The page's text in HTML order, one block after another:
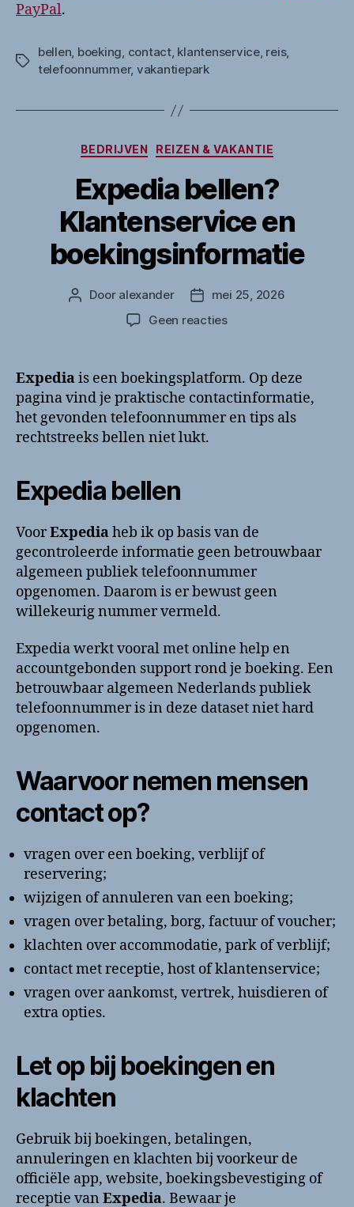
PayPal.
Tags
bellen, boeking, contact, klantenservice, reis,
telefoonnummer, vakantiepark
Categorieën
BEDRIJVEN REIZEN & VAKANTIE
Expedia bellen?
Klantenservice en
boekingsinformatie
Berichtauteur
Door alexander Berichtdatum
mei 25, 2026
Geen reactiesop
Klantenservice
en
boekingsinformatie
Expediais een boekingsplatform. Op deze
pagina vind je praktische contactinformatie,
het gevonden telefoonnummer en tips als
rechtstreeks bellen niet lukt.
Expedia bellen
VoorExpediaheb ik op basis van de
gecontroleerde informatie geen betrouwbaar
algemeen publiek telefoonnummer
opgenomen. Daarom is er bewust geen
willekeurig nummer vermeld.
Expedia werkt vooral met online help en
accountgebonden support rond je boeking. Een
betrouwbaar algemeen Nederlands publiek
telefoonnummer is in deze dataset niet hard
opgenomen.
Waarvoor nemen mensen
contact op?
vragen over een boeking, verblijf of
reservering;
wijzigen of annuleren van een boeking;
vragen over betaling, borg, factuur of voucher;
klachten over accommodatie, park of verblijf;
contact met receptie, host of klantenservice;
vragen over aankomst, vertrek, huisdieren of
extra opties.
Let op bij boekingen en
klachten
Gebruik bij boekingen, betalingen,
annuleringen en klachten bij voorkeur de
officiële app, website, boekingsbevestiging of
receptie van Expedia. Bewaar je